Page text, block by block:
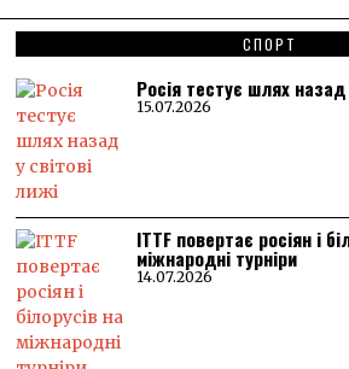
СПОРТ
Росія тестує шлях назад
15.07.2026
ITTF повертає росіян і
міжнародні турніри
14.07.2026